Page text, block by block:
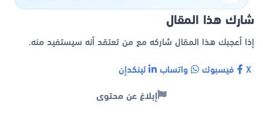
شارك هذا المقال
إذا أعجبك هذا المقال شاركه مع من تعتقد أنه سيستفيد منه.
فيسبوك واتساب لينكدإن
إبلاغ عن محتوى